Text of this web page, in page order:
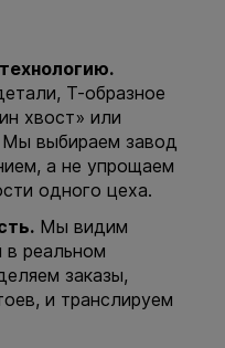
Т-образное
хвост» или
Мы выбираем завод
а не упрощаем
одного цеха.
Мы видим
в реальном
заказы,
и транслируем